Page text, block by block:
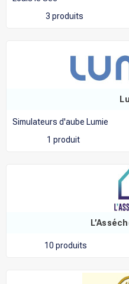
3 produits
Simulateurs d'aube Lumie
1 produit
10 produits